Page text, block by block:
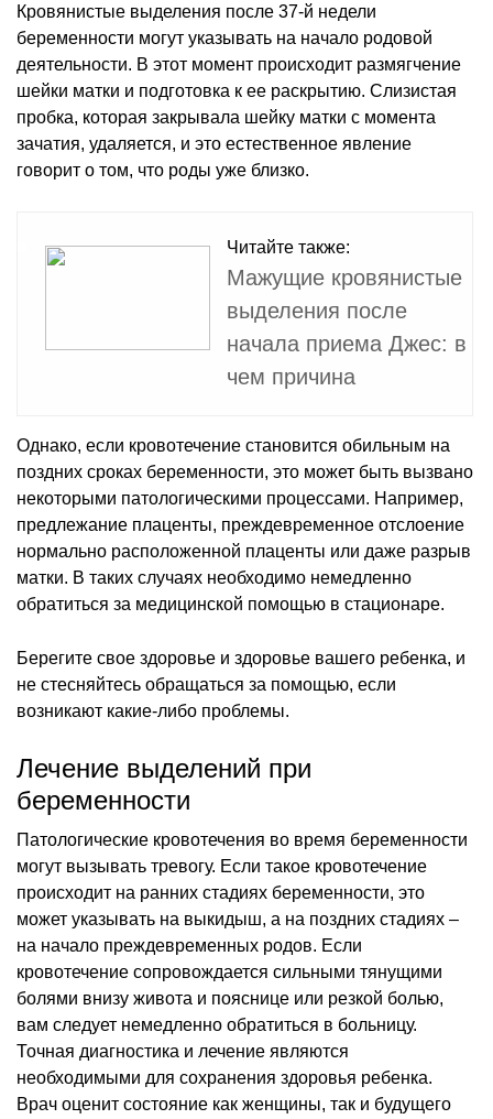
Кровянистые выделения после 37-й недели
беременности могут указывать на начало родовой
деятельности. В этот момент происходит размягчение
шейки матки и подготовка к ее раскрытию. Слизистая
пробка, которая закрывала шейку матки с момента
зачатия, удаляется, и это естественное явление
говорит о том, что роды уже близко.
Читайте также:
Мажущие кровянистые
выделения после
начала приема Джес: в
чем причина
Однако, если кровотечение становится обильным на
поздних сроках беременности, это может быть вызвано
некоторыми патологическими процессами. Например,
предлежание плаценты, преждевременное отслоение
нормально расположенной плаценты или даже разрыв
матки. В таких случаях необходимо немедленно
обратиться за медицинской помощью в стационаре.
Берегите свое здоровье и здоровье вашего ребенка, и
не стесняйтесь обращаться за помощью, если
возникают какие-либо проблемы.
Лечение выделений при
беременности
Патологические кровотечения во время беременности
могут вызывать тревогу. Если такое кровотечение
происходит на ранних стадиях беременности, это
может указывать на выкидыш, а на поздних стадиях –
на начало преждевременных родов. Если
кровотечение сопровождается сильными тянущими
болями внизу живота и пояснице или резкой болью,
вам следует немедленно обратиться в больницу.
Точная диагностика и лечение являются
необходимыми для сохранения здоровья ребенка.
Врач оценит состояние как женщины, так и будущего